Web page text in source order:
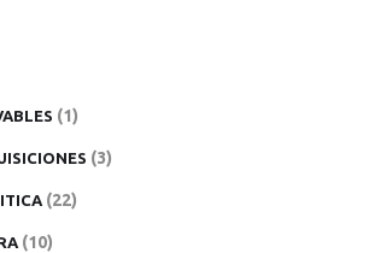
(1)
(3)
(22)
(10)